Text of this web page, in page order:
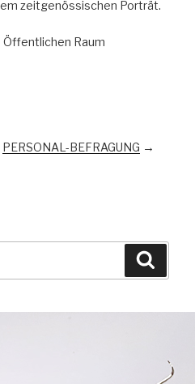
zeitgenössischen Porträt.
Öffentlichen Raum
PERSONAL-BEFRAGUNG →